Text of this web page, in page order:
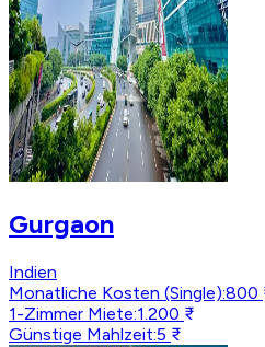
Gurgaon
Indien
Monatliche Kosten (Single):800 ₹
1-Zimmer Miete:1.200 ₹
Günstige Mahlzeit:5 ₹